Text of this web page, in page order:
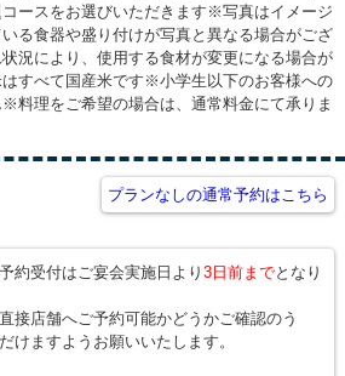
ースをお選びいただきます※写真はイメージ
る食器や盛り付けが写真と異なる場合がござ
況により、使用する食材が変更になる場合が
すべて国産米です※小学生以下のお客様への
料理をご希望の場合は、通常料金にて承りま
プランなしの通常予約はこちら
約受付はご宴会実施日より 3日前までとなり
接店舗へご予約可能かどうかご確認のう
けますようお願いいたします。